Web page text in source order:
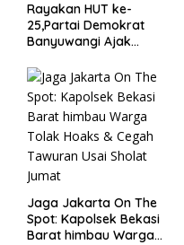
Rayakan HUT ke-
25,Partai Demokrat
Banyuwangi Ajak
Pantai Kedunen Desa
Bomo
Jaga Jakarta On The
Spot: Kapolsek Bekasi
Barat himbau Warga